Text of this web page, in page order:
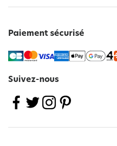
Paiement sécurisé
Suivez-nous